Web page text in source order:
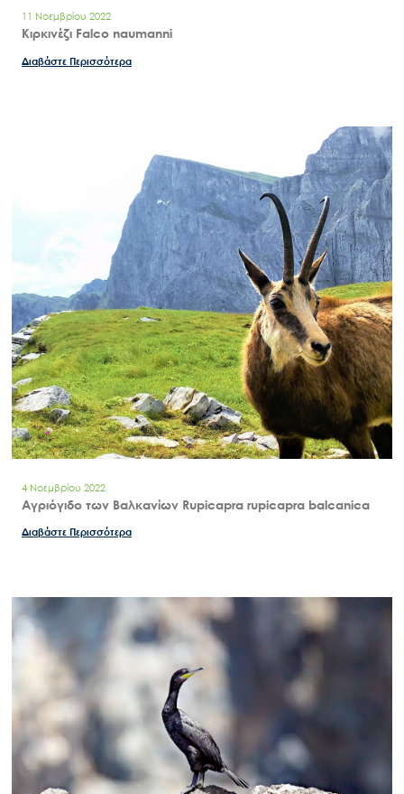
for:
Ο.ΦΥ.ΠΕ.Κ.Α.
Νέα – Δημοσιότητα
Άξονες δράσης
Μ.Δ.Π.Π.
Έργα
11 Νοεμβρίου 2022
Κιρκινέζι Falco naumanni
Διαβάστε Περισσότερα
4 Νοεμβρίου 2022
Αγριόγιδο των Βαλκανίων Rupicapra rupicapra balcanica
Διαβάστε Περισσότερα